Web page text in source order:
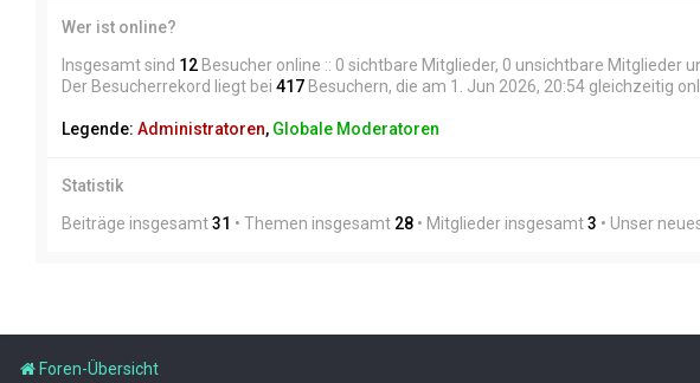
Wer ist online?
Insgesamt sind 12 Besucher online :: 0 sichtbare Mitglieder, 0 unsichtbare
Der Besucherrekord liegt bei 417 Besuchern, die am 1. Jun 2026, 20:54 gleichzeitig
Legende: Administratoren, Globale Moderatoren
Statistik
Beiträge insgesamt31 • Themen insgesamt 28 • Mitglieder insgesamt3 • Unser
Foren-Übersicht